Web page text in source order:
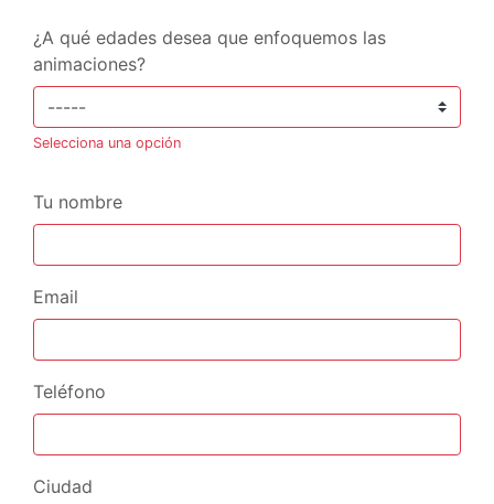
¿A qué edades desea que enfoquemos las
animaciones?
Selecciona una opción
Tu nombre
Email
Teléfono
Ciudad